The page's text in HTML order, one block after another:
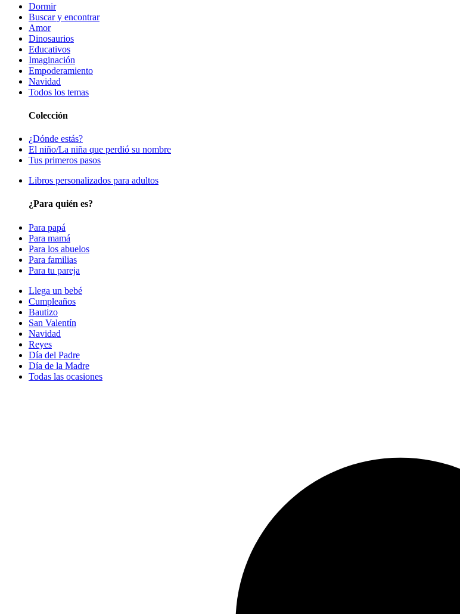
Dormir
Buscar y encontrar
Amor
Dinosaurios
Educativos
Imaginación
Empoderamiento
Navidad
Todos los temas
Colección
¿Dónde estás?
El niño/La niña que perdió su nombre
Tus primeros pasos
Libros personalizados para adultos
¿Para quién es?
Para papá
Para mamá
Para los abuelos
Para familias
Para tu pareja
Llega un bebé
Cumpleaños
Bautizo
San Valentín
Navidad
Reyes
Día del Padre
Día de la Madre
Todas las ocasiones